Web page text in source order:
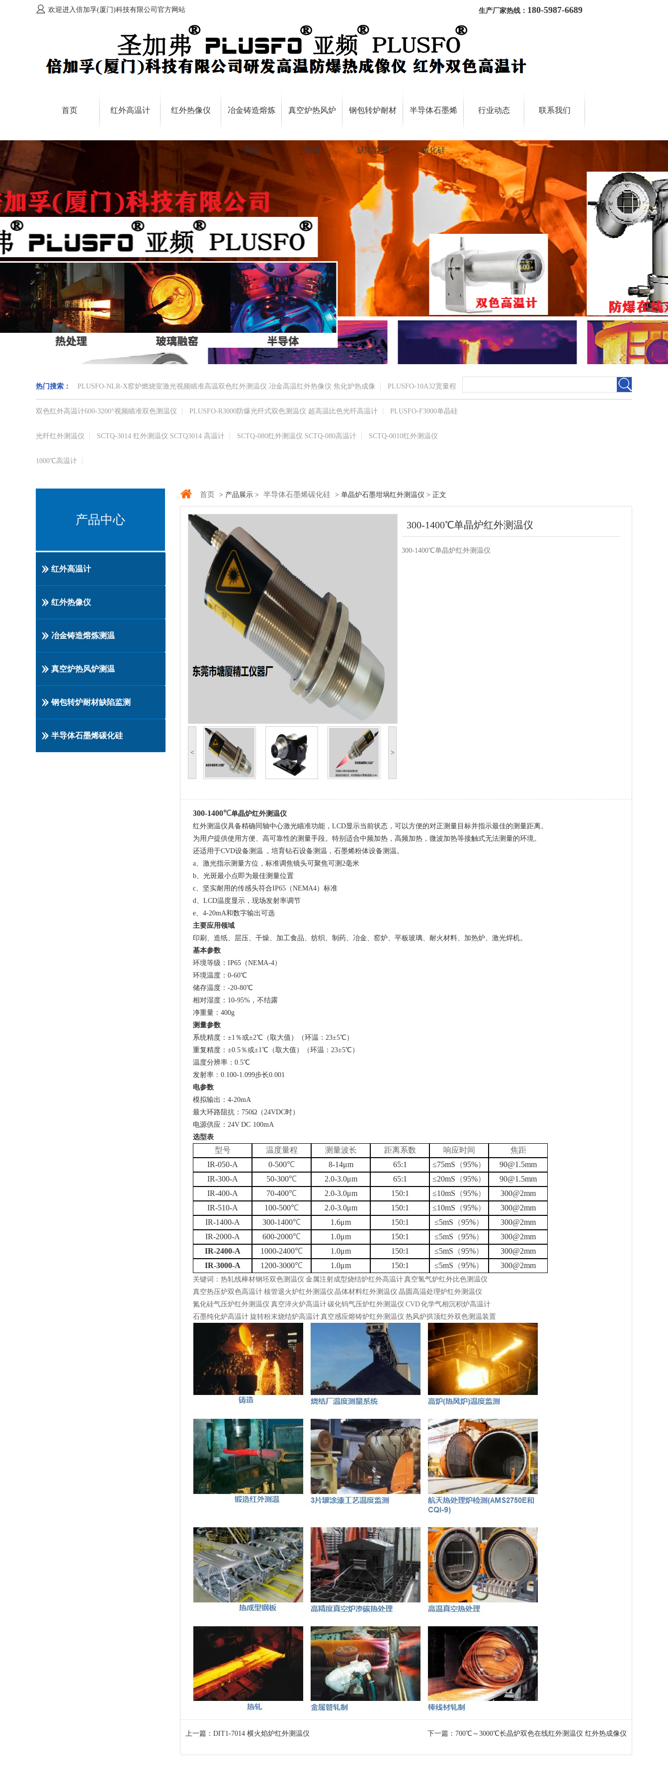
欢迎进入倍加孚(厦门)科技有限公司官方网站 生产厂家热线： 180-5987-6689
首页 红外高温计 红外热像仪 冶金铸造熔炼
测温
真空炉热风炉
测温
钢包转炉耐材
缺陷监测
半导体石墨烯
碳化硅
行业动态 联系我们
热门搜索： PLUSFO-NLR-X窑炉燃烧室激光视频瞄准高温双色红外测温仪 冶金高温红外热像仪 焦化炉热成像 PLUSFO-10A32宽量程
双色红外高温计​600-3200°视频瞄准​双色测温仪 PLUSFO-R3000防爆光纤式双色测温仪 超高温比色光纤高温计 PLUSFO-F3000单晶硅​
光纤红外测温仪 SCTQ-3014 红外测温仪 SCTQ3014 高温计 SCTQ-080红外测温仪 SCTQ-080高温计 SCTQ-0010红外测温仪
1000℃​高温计
产品中心
红外高温计
红外热像仪
冶金铸造熔炼测温
真空炉热风炉测温
钢包转炉耐材缺陷监测
半导体石墨烯碳化硅
首页 > 产品展示 > 半导体石墨烯碳化硅 > 单晶炉石墨坩埚红外测温仪 > 正文
< >
300-1400℃​单晶炉红外测温仪
300-1400℃​单晶炉红外测温仪
300-1400℃单晶炉红外测温仪
红外测温仪具备精确同轴中心激光瞄准功能，LCD显示当前状态，可以方便的对正测量目标并指示最佳的测量距离。
为用户提供使用方便、高可靠性的测量手段。特别适合中频加热，高频加热，微波加热等接触式无法测量的环境。
还适用于CVD设备测温 ，培育钻石设备测温，石墨烯粉体设备测温。
a、激光指示测量方位，标准调焦镜头可聚焦可测2毫米
b、光斑最小点即为最佳测量位置
c、坚实耐用的传感头符合IP65（NEMA4）标准
d、LCD温度显示，现场发射率调节
e、4-20mA和数字输出可选
主要应用领域
印刷、造纸、层压、干燥、加工食品、纺织、制药、冶金、窑炉、平板玻璃、耐火材料、加热炉、激光焊机。
基本参数
环境等级：IP65（NEMA-4）
环境温度：0-60℃
储存温度：-20-80℃
相对湿度：10-95%，不结露
净重量：400g
测量参数
系统精度：±1％或±2℃（取大值）（环温：23±5℃）
重复精度：±0.5％或±1℃（取大值）（环温：23±5℃）
温度分辨率：0.5℃
发射率：0.100-1.099步长0.001
电参数
模拟输出：4-20mA
最大环路阻抗：750Ω（24VDC时）
电源供应：24V DC 100mA
选型表
型号 温度量程 测量波长 距离系数 响应时间
焦距
IR-050-A
0-500℃ 8-14μm 65:1 ≤75mS （95%）
90@1.5mm
IR-300-A
50-300℃ 2.0-3.0μm 65:1 ≤20mS （95%）
90@1.5mm
IR-400-A
70-400℃ 2.0-3.0μm 150:1 ≤10mS （95%）
300@2mm
IR-510-A
100-500℃ 2.0-3.0μm 150:1 ≤10mS （95%）
300@2mm
IR-1400-A
300-1400℃ 1.6μm 150:1 ≤5mS （95%）
300@2mm
IR-2000-A
600-2000℃ 1.0μm 150:1 ≤5mS （95%）
300@2mm
IR-2400-A
1000-2400℃ 1.0μm 150:1 ≤5mS （95%）
300@2mm
IR-3000-A
1200-3000℃ 1.0μm 150:1 ≤5mS （95%） 300@2mm
关键词： 热轧线棒材钢坯双色测温仪 金属注射成型烧结炉红外高温计真空氢气炉红外比色测温仪
真空热压炉双色高温计 核管退火炉红外测温仪 晶体材料红外测温仪 晶圆高温处理炉红外测温仪
氮化硅气压炉红外测温仪 真空淬火炉高温计碳化钨气压炉红外测温仪 CVD 化学气相沉积炉高温计
石墨纯化炉高温计 旋转粉末烧结炉高温计真空感应熔铸炉红外测温仪 热风炉拱顶红外双色测温装置
上一篇： DIT1-7014 横火焰炉​红外测温仪 下一篇： 700℃～3000℃​长晶炉双色在线红外测温仪 红外热成像仪